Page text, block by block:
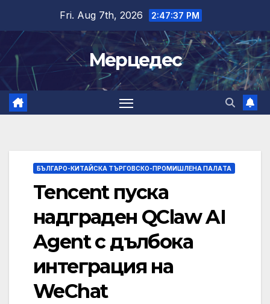
content
Fri. Aug 7th, 2026 2:47:38 PM
Мерцедес
БЪЛГАРО-КИТАЙСКА ТЪРГОВСКО-ПРОМИШЛЕНА ПАЛAТА
Tencent пуска
надграден QClaw AI
Agent с дълбока
интеграция на
WeChat